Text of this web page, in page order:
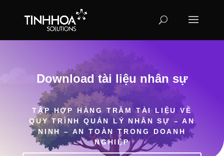
Download tài liệu nhân sự
TẬP HỢP HÀNG TRĂM TÀI LIỆU VỀ
QUY TRÌNH QUẢN LÝ NHÂN SỰ – AN
NINH – AN TOÀN TRONG DOANH
NGHIỆP